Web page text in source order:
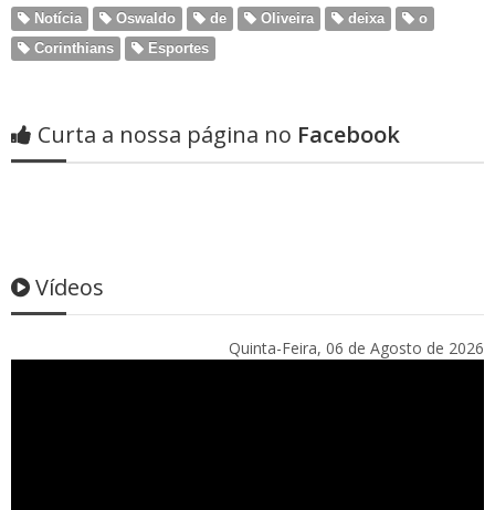
Notícia Oswaldo de Oliveira deixa
o
Corinthians
Esportes
Curta a nossa página no Facebook
Vídeos
Quinta-Feira, 06 de Agosto de 2026